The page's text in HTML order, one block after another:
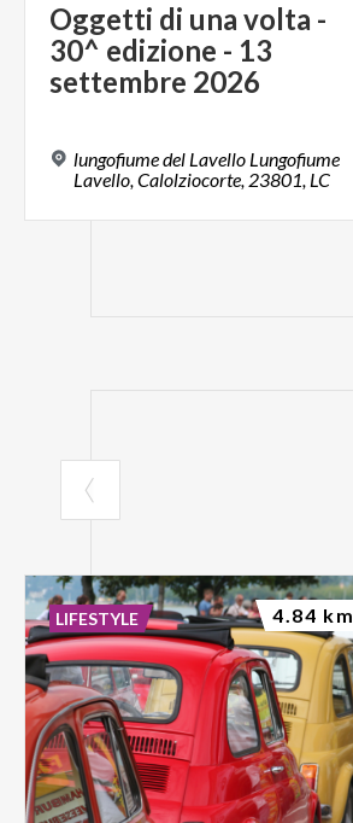
Oggetti di una volta -
30^ edizione - 13
settembre 2026
lungofiume del Lavello Lungofiume
Lavello, Calolziocorte, 23801, LC
LIFESTYLE 4.84 km